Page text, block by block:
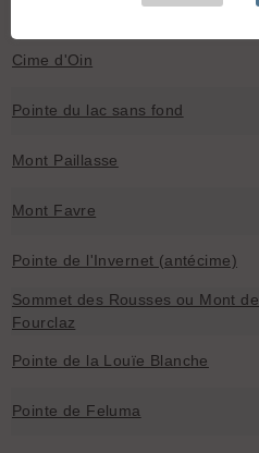
Col de Rhêmes-Calabre
Cime d'Oin
Pointe du lac sans fond
Mont Paillasse
Mont Favre
Pointe de l'Invernet (antécime)
Sommet des Rousses ou Mont de
Fourclaz
Pointe de la Louïe Blanche
Pointe de Feluma